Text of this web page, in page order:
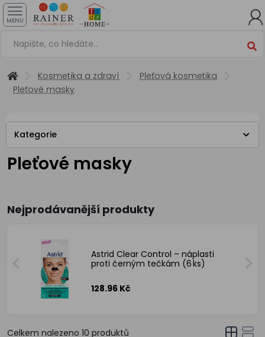
MENU
Kosmetika a zdraví
Pleťová kosmetika
Pleťové masky
Kategorie
Pleťové masky
Nejprodávanější produkty
Astrid Clear Control – náplasti
proti černým tečkám (6 ks)
128.96 Kč
Celkem nalezeno 10 produktů